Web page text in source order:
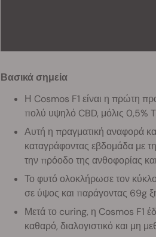
Βασικά σημεία
Η Cosmos F1 είναι η πρώτη
πολύ υψηλό CBD, μόλις 0,5%
Αυτή η πραγματική αναφορά
καταγράφοντας εβδομάδα με
την πρόοδο της ανθοφορίας
Το φυτό ολοκλήρωσε τον
σε ύψος και παράγοντας 69g
Μετά το curing, η Cosmos F1
καθαρό, διαλογιστικό και μη